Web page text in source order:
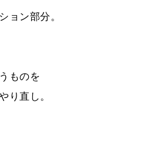
ョン部分。
ものを
り直し。